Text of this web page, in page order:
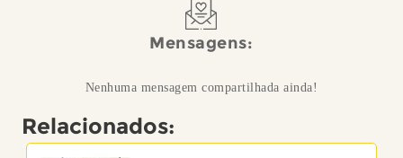
Mensagens:
Nenhuma mensagem compartilhada ainda!
Relacionados: